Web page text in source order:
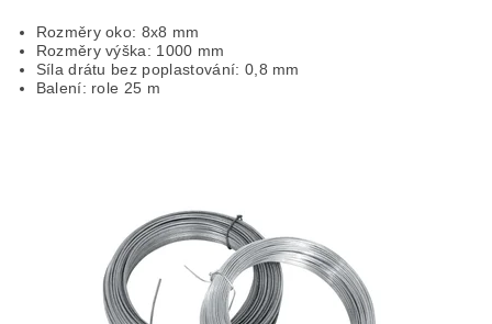
Rozměry oko: 8x8 mm
Rozměry výška: 1000 mm
Síla drátu bez poplastování: 0,8 mm
Balení: role 25 m